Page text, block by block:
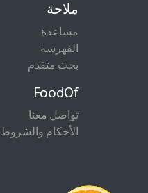
ملاحة
مساعدة
الفهرسة
بحث متقدم
FoodOf
تواصل معنا
الأحكام والشروط